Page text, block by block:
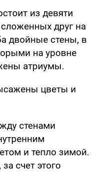
из девяти
друг на
двойные стены, в
на уровне
атриумы.
цветы и
стенами
и тепло зимой.
счет этого